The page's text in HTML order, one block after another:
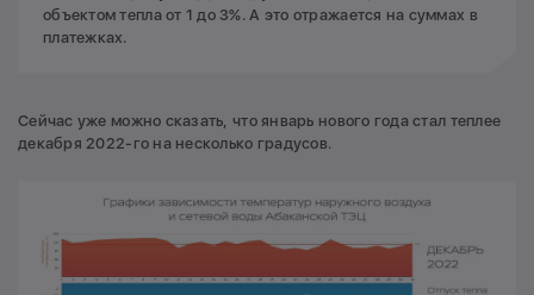
объектом тепла от 1 до 3%. А это отражается на суммах в
платежках.
Сейчас уже можно сказать, что январь нового года стал теплее
декабря 2022-го на несколько градусов.